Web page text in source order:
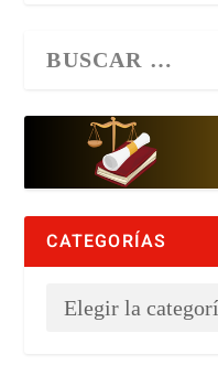
CATEGORÍAS